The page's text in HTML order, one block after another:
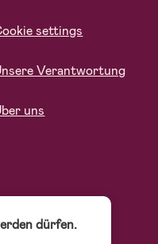
settings
Verantwortung
uns
dürfen.